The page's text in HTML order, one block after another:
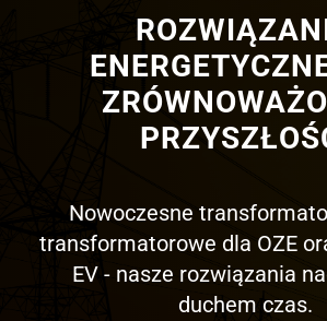
Nowoczesne
transformatorowe dla OZE
EV - nasze rozwiązania
duchem czas.